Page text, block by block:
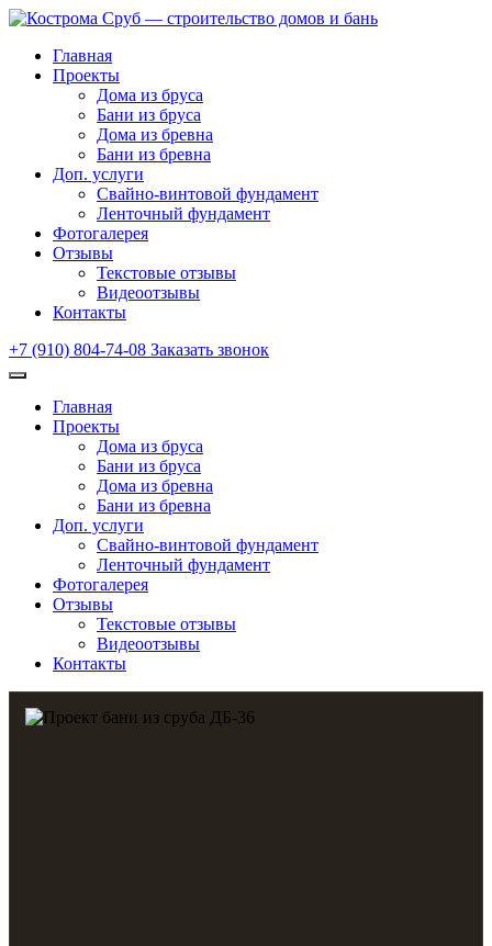
Главная
Проекты
Дома из бруса
Бани из бруса
Дома из бревна
Бани из бревна
Доп. услуги
Свайно-винтовой фундамент
Ленточный фундамент
Фотогалерея
Отзывы
Текстовые отзывы
Видеоотзывы
Контакты
+7 (910) 804-74-08 Заказать звонок
Главная
Проекты
Дома из бруса
Бани из бруса
Дома из бревна
Бани из бревна
Доп. услуги
Свайно-винтовой фундамент
Ленточный фундамент
Фотогалерея
Отзывы
Текстовые отзывы
Видеоотзывы
Контакты